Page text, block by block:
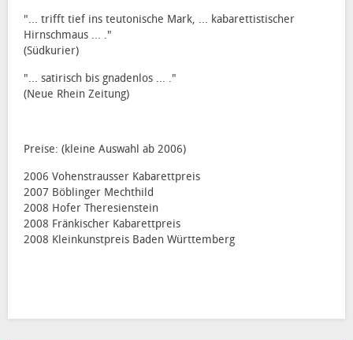
"... trifft tief ins teutonische Mark, ... kabarettistischer
Hirnschmaus ... ."
(Südkurier)
"... satirisch bis gnadenlos ... ."
(Neue Rhein Zeitung)
Preise: (kleine Auswahl ab 2006)
2006 Vohenstrausser Kabarettpreis
2007 Böblinger Mechthild
2008 Hofer Theresienstein
2008 Fränkischer Kabarettpreis
2008 Kleinkunstpreis Baden Württemberg